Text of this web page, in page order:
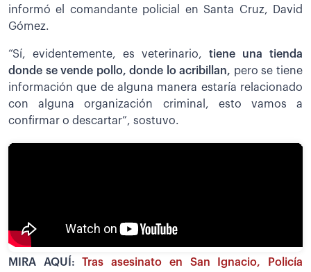
informó el comandante policial en Santa Cruz, David
Gómez.
“Sí, evidentemente, es veterinario, tiene una tienda
donde se vende pollo, donde lo acribillan, pero se tiene
información que de alguna manera estaría relacionado
con alguna organización criminal, esto vamos a
confirmar o descartar”, sostuvo.
MIRA AQUÍ:Tras asesinato en San Ignacio, Policía